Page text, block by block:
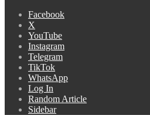
Facebook
X
YouTube
Instagram
Telegram
TikTok
WhatsApp
Log In
Random Article
Sidebar